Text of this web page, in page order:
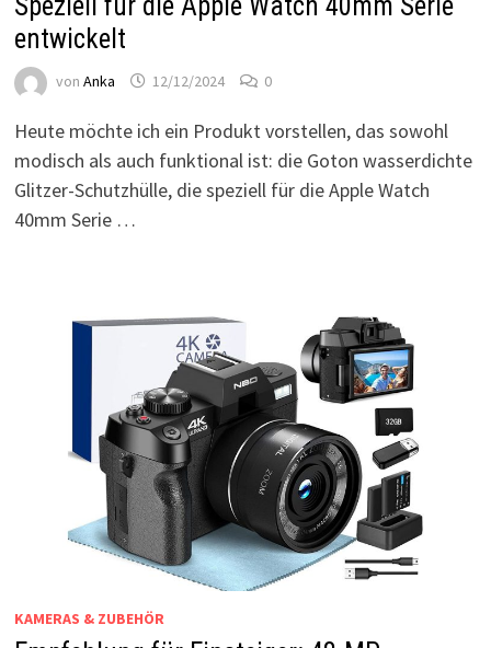
entwickelt
von Anka 12/12/2024 0
Heute möchte ich ein Produkt vorstellen, das sowohl
modisch als auch funktional ist: die Goton wasserdichte
Glitzer-Schutzhülle, die speziell für die Apple Watch
40mm Serie …
KAMERAS & ZUBEHÖR